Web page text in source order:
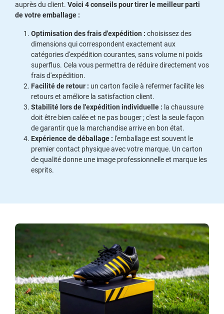
auprès du client. Voici 4 conseils pour tirer le meilleur parti
de votre emballage :
Optimisation des frais d'expédition : choisissez des
dimensions qui correspondent exactement aux
catégories d'expédition courantes, sans volume ni poids
superflus. Cela vous permettra de réduire directement vos
frais d'expédition.
Facilité de retour : un carton facile à refermer facilite les
retours et améliore la satisfaction client.
Stabilité lors de l'expédition individuelle : la chaussure
doit être bien calée et ne pas bouger ; c'est la seule façon
de garantir que la marchandise arrive en bon état.
Expérience de déballage : l'emballage est souvent le
premier contact physique avec votre marque. Un carton
de qualité donne une image professionnelle et marque les
esprits.